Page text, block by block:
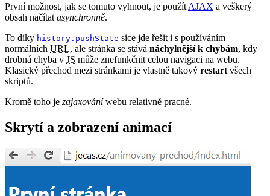
První možnost, jak se tomuto vyhnout, je použít AJAX a veškerý
obsah načítat asynchronně.
To díky history.pushState sice jde řešit i s používáním
normálních URL, ale stránka se stává náchylnější k chybám, kdy
drobná chyba v JS může znefunkčnit celou navigaci na webu.
Klasický přechod mezi stránkami je vlastně takový restart všech
skriptů.
Kromě toho je zajaxováníwebu relativně pracné.
Skrytí a zobrazení animací